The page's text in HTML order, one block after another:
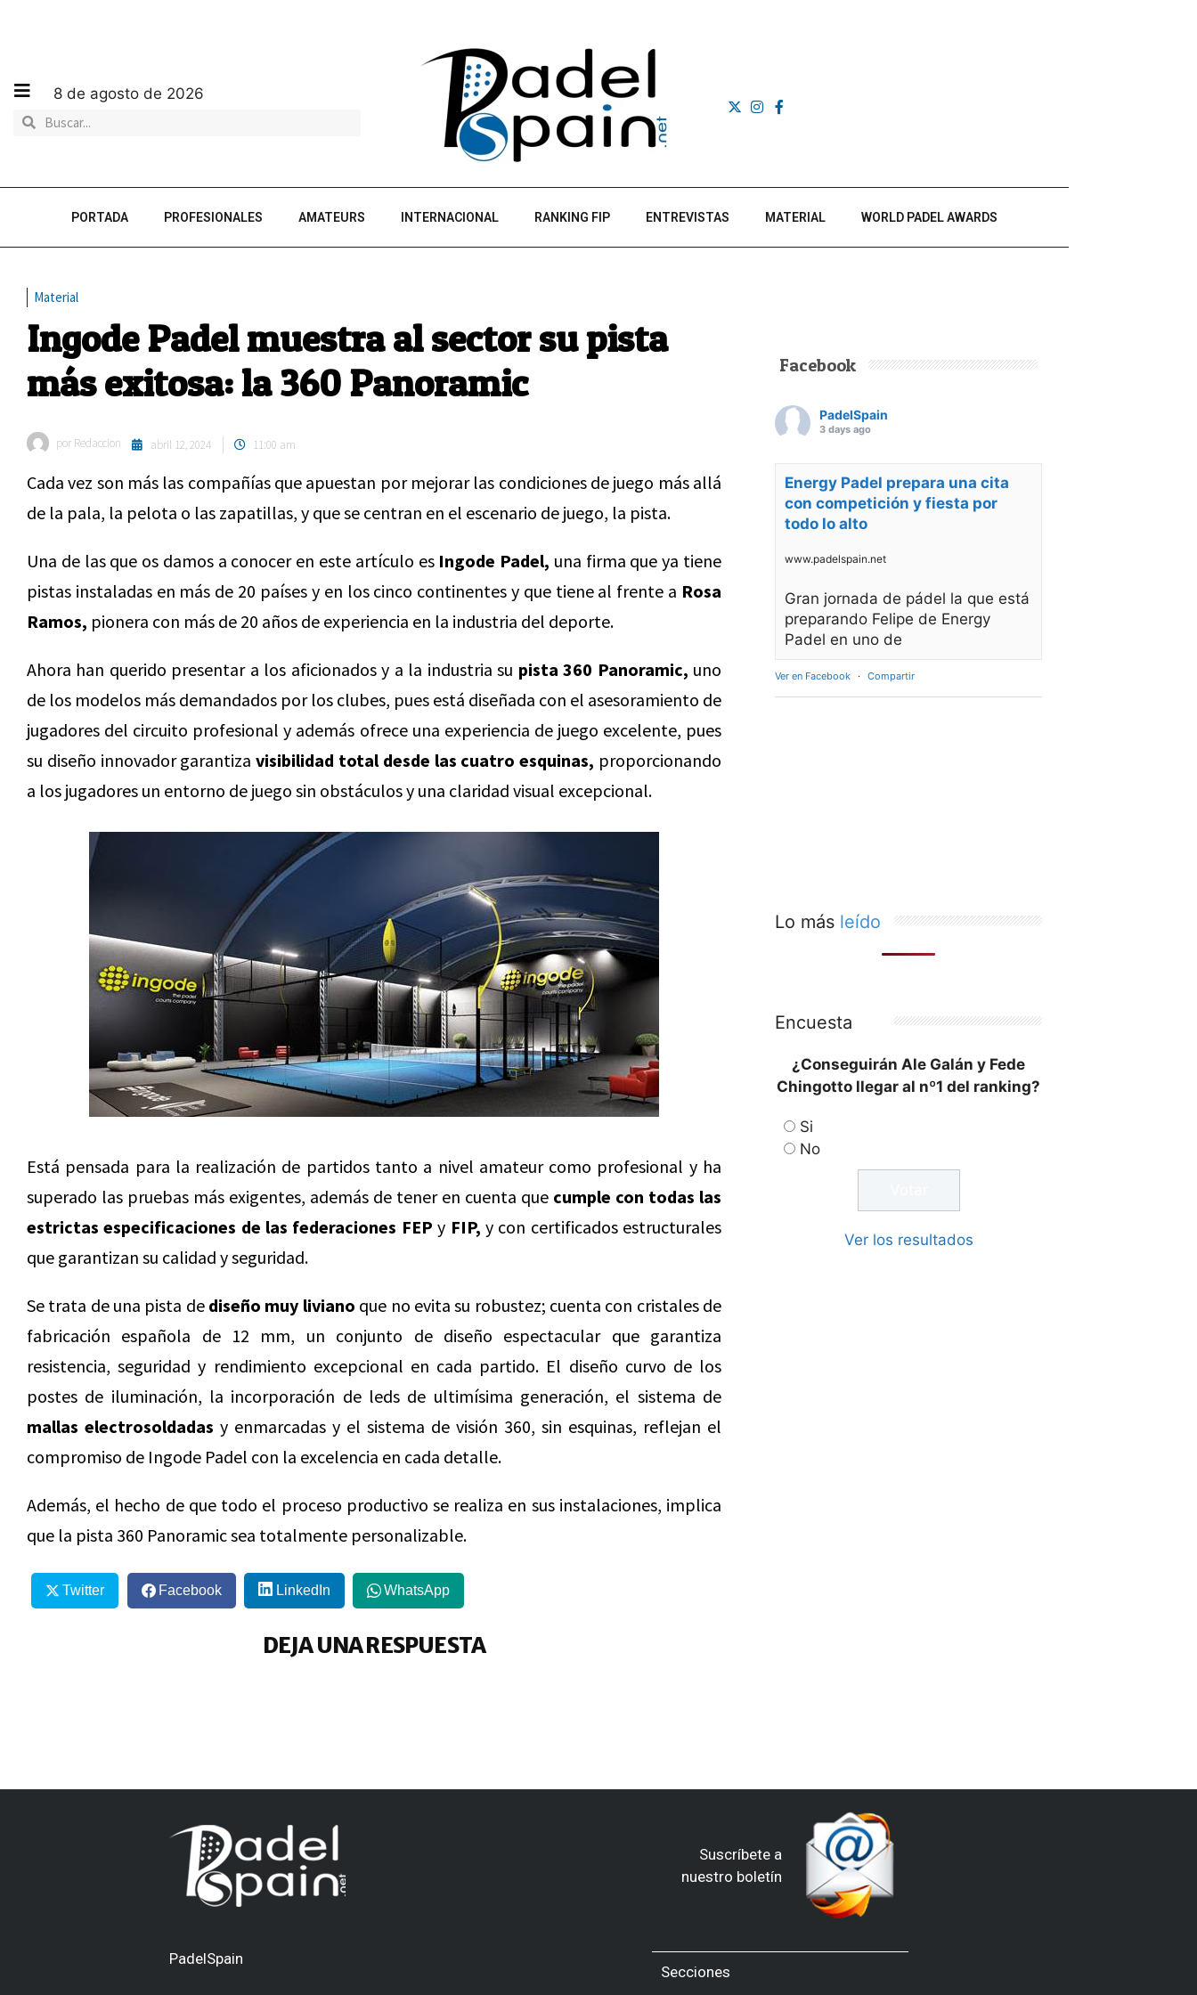
8 de agosto de 2026
PORTADA PROFESIONALES AMATEURS INTERNACIONAL RANKING FIP ENTREVISTAS MATERIAL WORLD PADEL AWARDS
Material
Ingode Padel muestra al sector su pista
más exitosa: la 360 Panoramic
por Redaccion abril 12, 2024 11:00 am
Cada vez son más las compañías que apuestan por mejorar las condiciones de juego más allá
de la pala, la pelota o las zapatillas, y que se centran en el escenario de juego, la pista.
Una de las que os damos a conocer en este artículo es Ingode Padel, una firma que ya tiene
pistas instaladas en más de 20 países y en los cinco continentes y que tiene al frente a Rosa
Ramos, pionera con más de 20 años de experiencia en la industria del deporte.
Ahora han querido presentar a los aficionados y a la industria su pista 360 Panoramic, uno
de los modelos más demandados por los clubes, pues está diseñada con el asesoramiento de
jugadores del circuito profesional y además ofrece una experiencia de juego excelente, pues
su diseño innovador garantizavisibilidad total desde las cuatro esquinas, proporcionando
a los jugadores un entorno de juego sin obstáculos y una claridad visual excepcional.
Está pensada para la realización de partidos tanto a nivel amateur como profesional y ha
superado las pruebas más exigentes, además de tener en cuenta que cumple con todas las
estrictas especificaciones de las federaciones FEP y FIP, y con certificados estructurales
que garantizan su calidad y seguridad.
Se trata de una pista de diseño muy liviano que no evita su robustez; cuenta con cristales de
fabricación española de 12 mm, un conjunto de diseño espectacular que garantiza
resistencia, seguridad y rendimiento excepcional en cada partido. El diseño curvo de los
postes de iluminación, la incorporación de leds de ultimísima generación, el sistema de
mallas electrosoldadas y enmarcadas y el sistema de visión 360, sin esquinas, reflejan el
compromiso de Ingode Padel con la excelencia en cada detalle.
Además, el hecho de que todo el proceso productivo se realiza en sus instalaciones, implica
que la pista 360 Panoramic sea totalmente personalizable.
Twitter Facebook LinkedIn WhatsApp
DEJA UNA RESPUESTA
Facebook
PadelSpain
3 days ago
Energy Padel prepara una cita
con competición y fiesta por
todo lo alto
www.padelspain.net
Gran jornada de pádel la que está
preparando Felipe de Energy
Padel en uno de
Ver en Facebook · Compartir
Lo más leído
Encuesta
¿Conseguirán Ale Galán y Fede
Chingotto llegar al nº1 del ranking?
Si
No
Ver los resultados
Suscríbete a
nuestro boletín
PadelSpain
Secciones